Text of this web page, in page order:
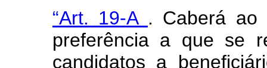
“Art. 19-A . Caberá ao
preferência a que se
candidatos a